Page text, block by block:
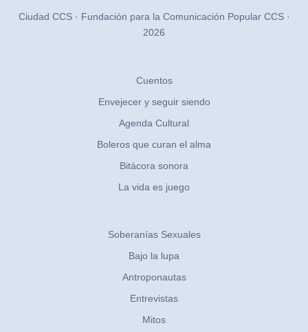
Ciudad CCS · Fundación para la Comunicación Popular CCS ·
2026
Cuentos
Envejecer y seguir siendo
Agenda Cultural
Boleros que curan el alma
Bitácora sonora
La vida es juego
Soberanías Sexuales
Bajo la lupa
Antroponautas
Entrevistas
Mitos